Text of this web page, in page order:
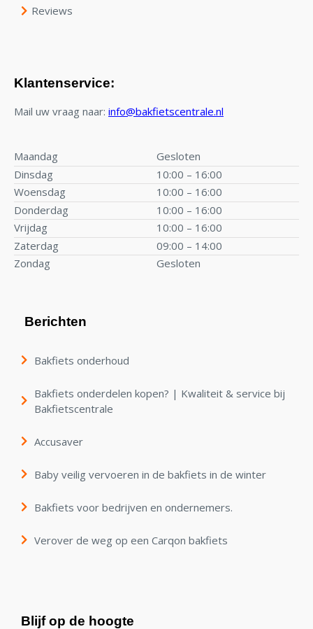
Reviews
Klantenservice:
Mail uw vraag naar: info@bakfietscentrale.nl
Maandag
Gesloten
Dinsdag
10:00 – 16:00
Woensdag
10:00 – 16:00
Donderdag
10:00 – 16:00
Vrijdag
10:00 – 16:00
Zaterdag
09:00 – 14:00
Zondag
Gesloten
Berichten
Bakfiets onderhoud
Bakfiets onderdelen kopen? | Kwaliteit & service bij
Bakfietscentrale
Accusaver
Baby veilig vervoeren in de bakfiets in de winter
Bakfiets voor bedrijven en ondernemers.
Verover de weg op een Carqon bakfiets
Blijf op de hoogte